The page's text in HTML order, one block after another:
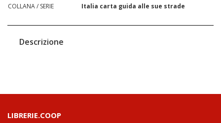
COLLANA / SERIE
Italia carta guida alle sue strade
Descrizione
LIBRERIE.COOP